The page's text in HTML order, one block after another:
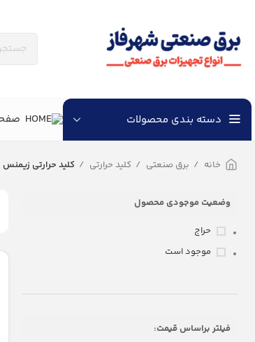
دسته بندی محصولات
خانه برق صنعتی کلید حرارتی کلید حرارتی زیمنس
وضعیت موجودی محصول
حراج
موجود است
فیلتر براساس قیمت: